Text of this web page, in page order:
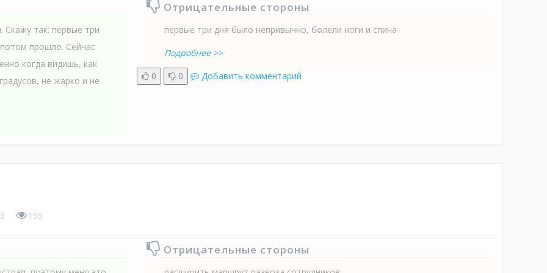
так: первые три
прошло. Сейчас
когда видишь, как
не жарко и не
Отрицательные стороны
первые три дня было непривычно, болели ноги и спина
Подробнее >>
0
0 Добавить комментарий
155
Отрицательные стороны